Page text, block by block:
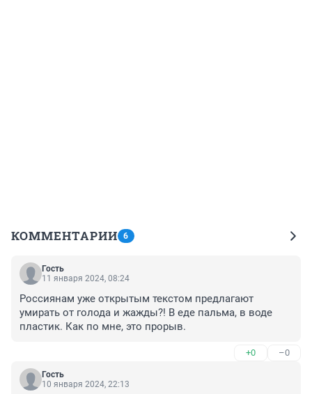
КОММЕНТАРИИ 6
Гость
11 января 2024, 08:24
Россиянам уже открытым текстом предлагают
умирать от голода и жажды?! В еде пальма, в воде
пластик. Как по мне, это прорыв.
+0 –0
Гость
10 января 2024, 22:13